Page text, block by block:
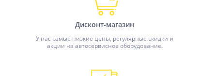
Дисконт-магазин
У нас самые низкие цены, регулярные скидки и
акции на автосервисное оборудование.